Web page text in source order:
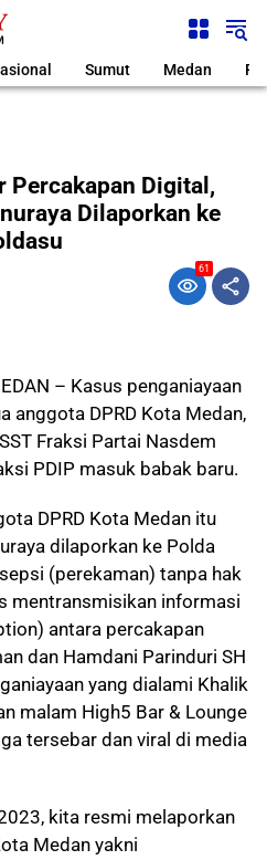
Sumut Medan
Percakapan Digital,
Dilaporkan ke
61
– Kasus penganiayaan
anggota DPRD Kota Medan,
Fraksi Partai Nasdem
PDIP masuk babak baru.
DPRD Kota Medan itu
dilaporkan ke Polda
(perekaman) tanpa hak
mentransmisikan informasi
antara percakapan
dan Hamdani Parinduri SH
yang dialami Khalik
malam High5 Bar & Lounge
tersebar dan viral di media
kita resmi melaporkan
Medan yakni